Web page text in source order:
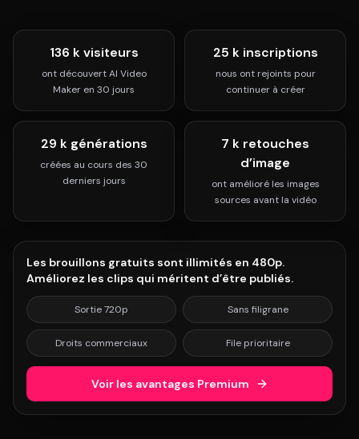
136 k visiteurs
ont découvert AI Video
Maker en 30 jours
25 k inscriptions
nous ont rejoints pour
continuer à créer
29 k générations
créées au cours des 30
derniers jours
7 k retouches
d’image
ont amélioré les images
sources avant la vidéo
Les brouillons gratuits sont illimités en 480p.
Améliorez les clips qui méritent d’être publiés.
Sortie 720p Sans filigrane
Droits commerciaux File prioritaire
Voir les avantages Premium